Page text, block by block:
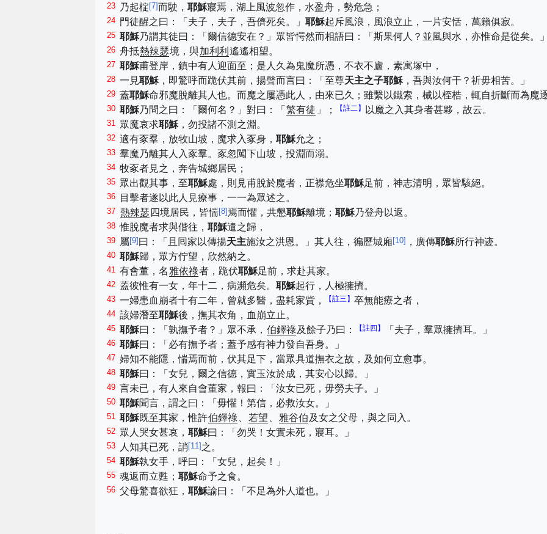
23 乃起椗[7]而駛，耶穌寢焉，湖上風波忽作，水盈舟，勢危急；
24 門徒醒之曰：「夫子，夫子，吾儕死矣。」耶穌起斥風浪，風浪立止，一片安恬，萬籟俱寂。
25 耶穌乃謂其徒曰：「爾信德安在？」眾皆愕然而相語曰：「斯果何人？並風與水，亦惟命是從矣。
26 舟抵熱辣瑟境，與加利利 遙遙相望。
27 耶穌甫登岸，鎮中有人迎面至；是人久為鬼魔所憑，不衣不廬，素寓塚中，
28 一見耶穌，即驚呼而跪伏其前，揚聲而言曰：「至尊天主之子耶穌，吾與汝何干？祈毋相苦。」
29 蓋耶穌命邪魔脫離其人也。而魔之屢憑此人，由來已久；雖繫以鐵索，械以桎梏，輒自折斷而為魔
30 耶穌乃問之曰：「爾何名？」對曰：「 繁有徒 」； 【註二】 以魔之入其身者甚夥，故云。
31 眾魔哀求耶穌，勿投諸不測之淵。
32 適有豖羣，放牧山坡，魔求入豖身，耶穌允之；
33 羣魔乃離其人入豖羣。豖忽闖下山坡，投淵而溺。
34 牧豖者見之，奔告城鄉居民；
35 眾出觀其事，至耶穌處，則見甫脫於魔者，正襟危坐耶穌足前，神志清明，眾皆駭絕。
36 目擊者遂以此人見療事，一一為眾述之。
37 熱辣瑟 四境居民，皆惴[8]焉而懼，共懇耶穌離境；耶穌乃登舟以返。
38 惟脫魔者求與偕往，耶穌遣之歸，
39 屬[9]曰：「且囘家以傳揚天主施汝之洪恩。」其人往，徧歷城廂[10] ，廣傳耶穌所行神迹。
40 耶穌歸，眾方佇望，欣然納之。
41 有會董，名 雅依祿者，跪伏耶穌足前，求赴其家。
42 蓋彼惟有一女，年十二，病瀕危矣。耶穌起行，人極擁擠。
43 一婦患血崩者十有二年，曾就多醫，盡耗家貲， 【註三】 卒無能療之者，
44 該婦潛至耶穌後，撫其衣角，血崩立止。
45 耶穌曰：「孰撫予者？」眾不承， 伯鐸祿及餘子乃曰： 【註四】 「夫子，羣眾擁擠耳。」
46 耶穌曰：「必有撫予者；蓋予感有神力發自吾身。」
47 婦知不能隱，惴焉而前，伏其足下，當眾具道撫衣之故，及如何立愈事。
48 耶穌曰：「女兒，爾之信德，實玉汝於成，其安心以歸。」
49 言未已，有人來自會董家，報曰：「汝女已死，毋勞夫子。」
50 耶穌聞言，謂之曰：「毋懼！第信，必救汝女。」
51 耶穌既至其家，惟許伯鐸祿 若望 雅谷伯 及女之父母，與之同入。
52 眾人哭女甚哀，耶穌曰：「勿哭！女實未死，寢耳。」
53 人知其已死，誚[11]之。
54 耶穌執女手，呼曰：「女兒，起矣！」
55 魂返而立甦；耶穌命予之食。
56 父母驚喜欲狂，耶穌諭曰：「不足為外人道也。」